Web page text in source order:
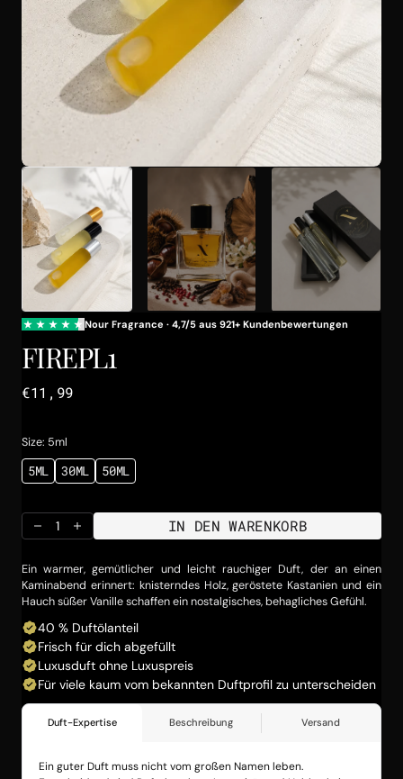
FIREPL1
Regulärer
€11,99
Size: 5ml
5MLVARIANTE
AUSVERKAUFT
NICHT
VERFÜGBAR
30MLVARIANTE
AUSVERKAUFT
NICHT
VERFÜGBAR
50MLVARIANTE
AUSVERKAUFT
NICHT
VERFÜGBAR
Menge
FIREPL1
verringern
Menge
FIREPL1
erhöhen
IN DEN WARENKORB
Ein warmer, gemütlicher und leicht rauchiger Duft, der an einen
Kaminabend erinnert: knisterndes Holz, geröstete Kastanien und ein
Hauch süßer Vanille schaffen ein nostalgisches, behagliches Gefühl.
Galerieansicht
öffnen